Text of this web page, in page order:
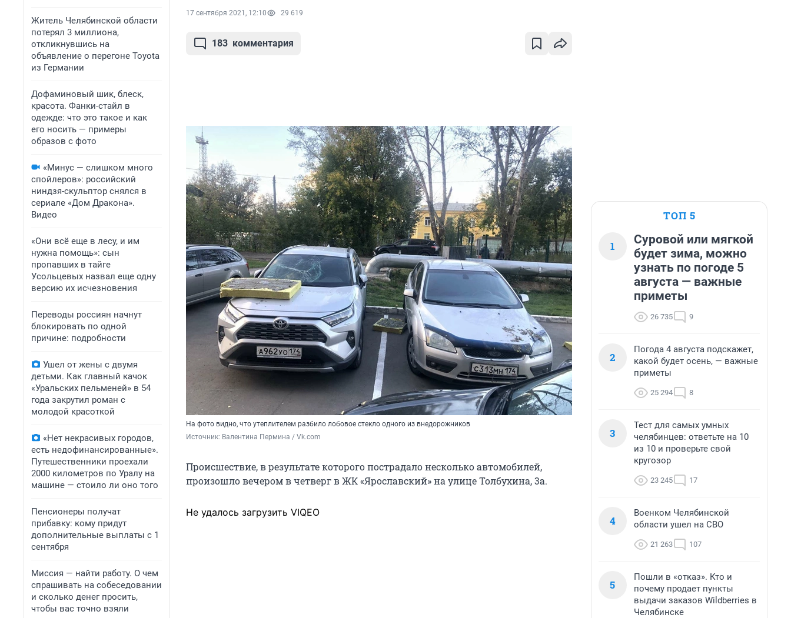
Житель Челябинской области
потерял 3 миллиона,
откликнувшись на
объявление о перегоне Toyota
из Германии
Дофаминовый шик, блеск,
красота. Фанки-стайл в
одежде: что это такое и как
его носить — примеры
образов с фото
«Минус — слишком много
спойлеров»: российский
ниндзя-скульптор снялся в
сериале «Дом Дракона».
Видео
«Они всё еще в лесу, и им
нужна помощь»: сын
пропавших в тайге
Усольцевых назвал еще одну
версию их исчезновения
Переводы россиян начнут
блокировать по одной
причине: подробности
Ушел от жены с двумя
детьми. Как главный качок
«Уральских пельменей» в 54
года закрутил роман с
молодой красоткой
«Нет некрасивых городов,
есть недофинансированные».
Путешественники проехали
2000 километров по Уралу на
машине — стоило ли оно того
Пенсионеры получат
прибавку: кому придут
дополнительные выплаты с 1
сентября
Миссия — найти работу. О чем
спрашивать на собеседовании
и сколько денег просить,
чтобы вас точно взяли
17 сентября 2021, 12:10 29 619
183 комментария
На фото видно, что утеплителем разбило лобовое стекло одного из внедорожников
Источник: Валентина Пермина / Vk.com
Происшествие, в результате которого пострадало несколько автомобилей,
произошло вечером в четверг в ЖК «Ярославский» на улице Толбухина, 3а.
Не удалось загрузить VIQEO
ТОП 5
1
Суровой или мягкой
будет зима, можно
узнать по погоде 5
августа — важные
приметы
26 735 9
2
Погода 4 августа подскажет,
какой будет осень, — важные
приметы
25 294 8
3
Тест для самых умных
челябинцев: ответьте на 10
из 10 и проверьте свой
кругозор
23 245 17
4
Военком Челябинской
области ушел на СВО
21 263 107
5
Пошли в «отказ». Кто и
почему продает пункты
выдачи заказов Wildberries в
Челябинске